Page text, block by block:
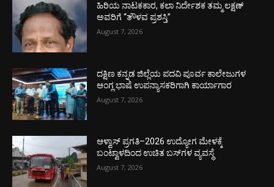
ಹಿರಿಯ ನಾಟಕಕಾರ, ಕಲಾ ನಿರ್ದೇಶಕ ತಮ್ಮ ಲಕ್ಷಣ್
ಅವರಿಗೆ “ತೌಳವ ಪ್ರಶಸ್ತಿ”
August 7, 2026
ದಕ್ಷಿಣ ಕನ್ನಡ ಜಿಲ್ಲೆಯ ಪದವಿ ಪೂರ್ವ ಕಾಲೇಜುಗಳ
ಆಂಗ್ಲ ಭಾಷೆ ಉಪನ್ಯಾಸಕರಿಗಾಗಿ ಕಾರ್ಯಾಗಾರ
August 7, 2026
ಆಳ್ವಾಸ್ ಪ್ರಗತಿ–2026 ಉದ್ಯೋಗ ಮೇಳಕ್ಕೆ
ಬಂಟ್ವಾಳದಿಂದ ಉಚಿತ ಬಸ್‌ಗಳ ವ್ಯವಸ್ಥೆ
August 7, 2026